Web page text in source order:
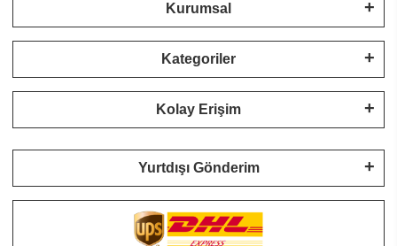
Kurumsal
Kategoriler
Kolay Erişim
Yurtdışı Gönderim